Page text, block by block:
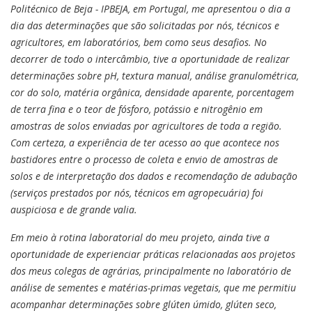
Politécnico de Beja - IPBEJA, em Portugal, me apresentou o dia a
dia das determinações que são solicitadas por nós, técnicos e
agricultores, em laboratórios, bem como seus desafios. No
decorrer de todo o intercâmbio, tive a oportunidade de realizar
determinações sobre pH, textura manual, análise granulométrica,
cor do solo, matéria orgânica, densidade aparente, porcentagem
de terra fina e o teor de fósforo, potássio e nitrogênio em
amostras de solos enviadas por agricultores de toda a região.
Com certeza, a experiência de ter acesso ao que acontece nos
bastidores entre o processo de coleta e envio de amostras de
solos e de interpretação dos dados e recomendação de adubação
(serviços prestados por nós, técnicos em agropecuária) foi
auspiciosa e de grande valia.
Em meio à rotina laboratorial do meu projeto, ainda tive a
oportunidade de experienciar práticas relacionadas aos projetos
dos meus colegas de agrárias, principalmente no laboratório de
análise de sementes e matérias-primas vegetais, que me permitiu
acompanhar determinações sobre glúten úmido, glúten seco,